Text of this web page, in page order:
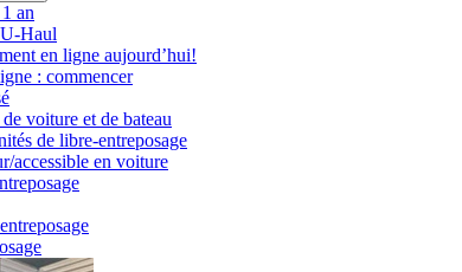
an
U-Haul
en ligne aujourd’hui!
: commencer
voiture et de bateau
de libre-entreposage
accessible en voiture